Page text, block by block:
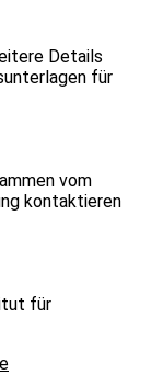
Details
für
vom
kontaktieren
für